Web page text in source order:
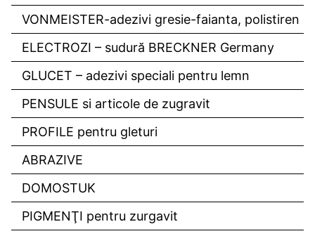
VONMEISTER-adezivi gresie-faianta, polistiren
ELECTROZI – sudură BRECKNER Germany
GLUCET – adezivi speciali pentru lemn
PENSULE si articole de zugravit
PROFILE pentru gleturi
ABRAZIVE
DOMOSTUK
PIGMENŢI pentru zurgavit